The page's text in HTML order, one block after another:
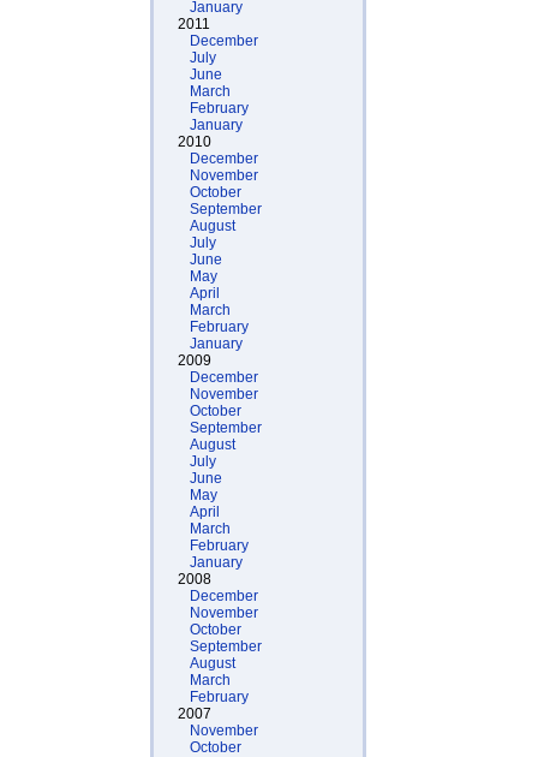
January
2011
December
July
June
March
February
January
2010
December
November
October
September
August
July
June
May
April
March
February
January
2009
December
November
October
September
August
July
June
May
April
March
February
January
2008
December
November
October
September
August
March
February
2007
November
October